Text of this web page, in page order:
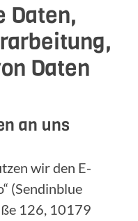
Daten,
Daten
an uns
wir den E-
(Sendinblue
126, 10179